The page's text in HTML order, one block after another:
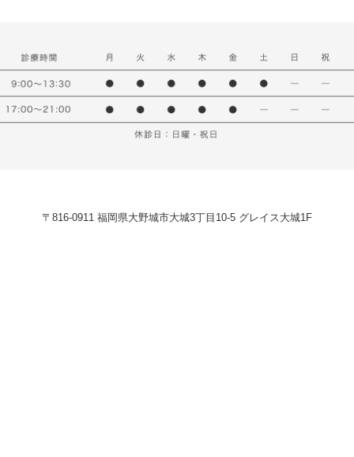
〒816-0911 福岡県大野城市大城3丁目10-5 グレイス大城1F